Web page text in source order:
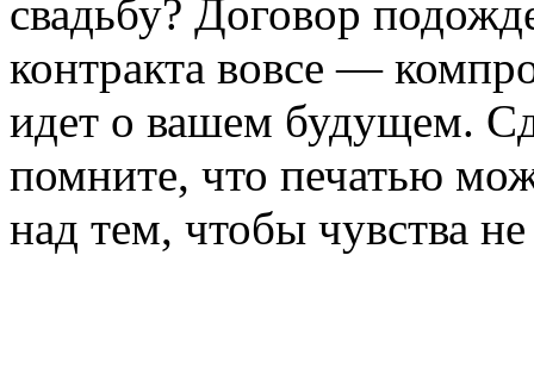
свадьбу? Договор
контракта вовсе —
идет о вашем будущем.
помните, что печатью
над тем, чтобы чувства